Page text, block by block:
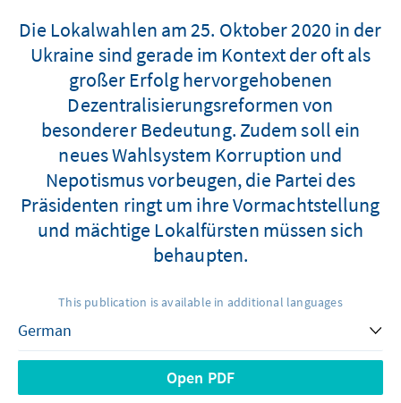
Die Lokalwahlen am 25. Oktober 2020 in der
Ukraine sind gerade im Kontext der oft als
großer Erfolg hervorgehobenen
Dezentralisierungsreformen von
besonderer Bedeutung. Zudem soll ein
neues Wahlsystem Korruption und
Nepotismus vorbeugen, die Partei des
Präsidenten ringt um ihre Vormachtstellung
und mächtige Lokalfürsten müssen sich
behaupten.
This publication is available in additional languages
Open PDF